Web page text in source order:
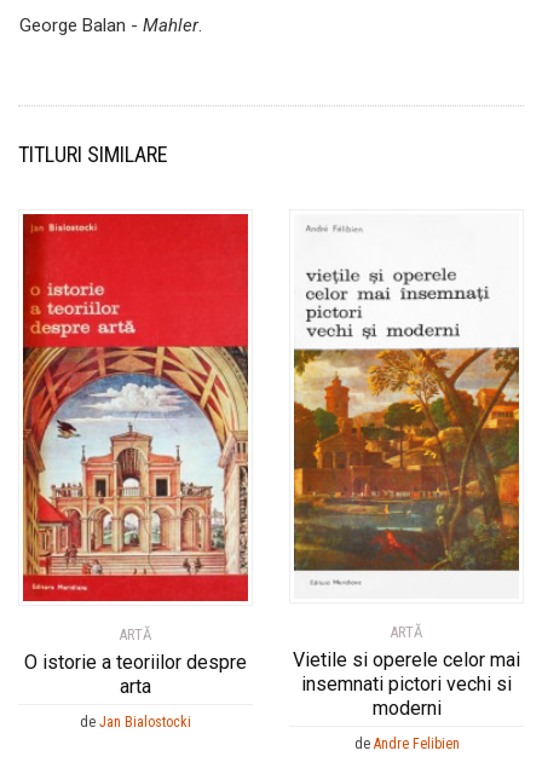
George Balan - Mahler.
TITLURI SIMILARE
ARTĂ
O istorie a teoriilor despre
arta
de Jan Bialostocki
ARTĂ
Vietile si operele celor mai
insemnati pictori vechi si
moderni
de Andre Felibien